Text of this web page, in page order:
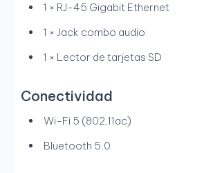
1 × RJ-45 Gigabit Ethernet
1 × Jack combo audio
1 × Lector de tarjetas SD
Conectividad
Wi-Fi 5 (802.11ac)
Bluetooth 5.0